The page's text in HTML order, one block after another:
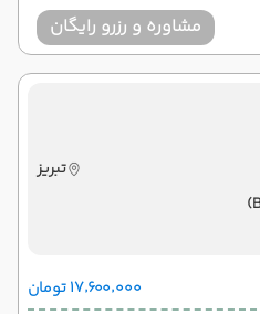
مشاوره و رزرو رایگان
تبریز
۱۷٬۶۰۰٬۰۰۰ تومان